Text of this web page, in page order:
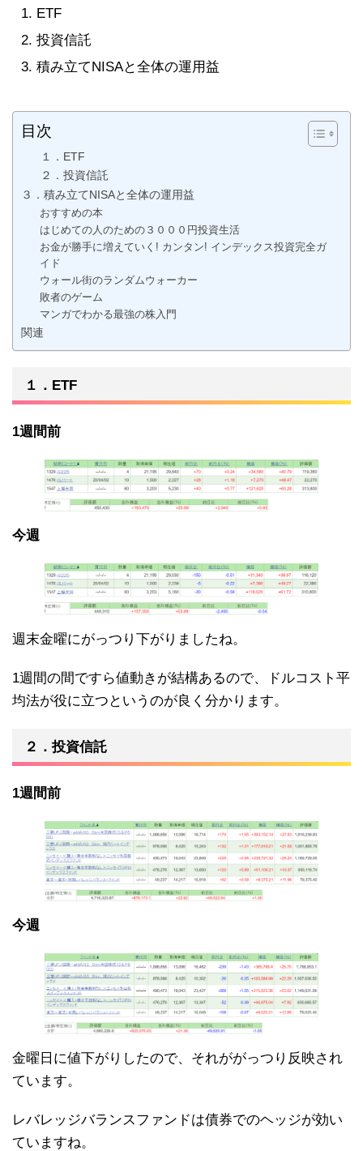
ETF
投資信託
積み立てNISAと全体の運用益
目次
１．ETF
２．投資信託
３．積み立てNISAと全体の運用益
おすすめの本
はじめての人のための３０００円投資生活
お金が勝手に増えていく! カンタン! インデックス投資完全ガ
イド
ウォール街のランダムウォーカー
敗者のゲーム
マンガでわかる最強の株入門
関連
１．ETF
1週間前
今週
週末金曜にがっつり下がりましたね。
1週間の間ですら値動きが結構あるので、ドルコスト平
均法が役に立つというのが良く分かります。
２．投資信託
1週間前
今週
金曜日に値下がりしたので、それががっつり反映され
ています。
レバレッジバランスファンドは債券でのヘッジが効い
ていますね。